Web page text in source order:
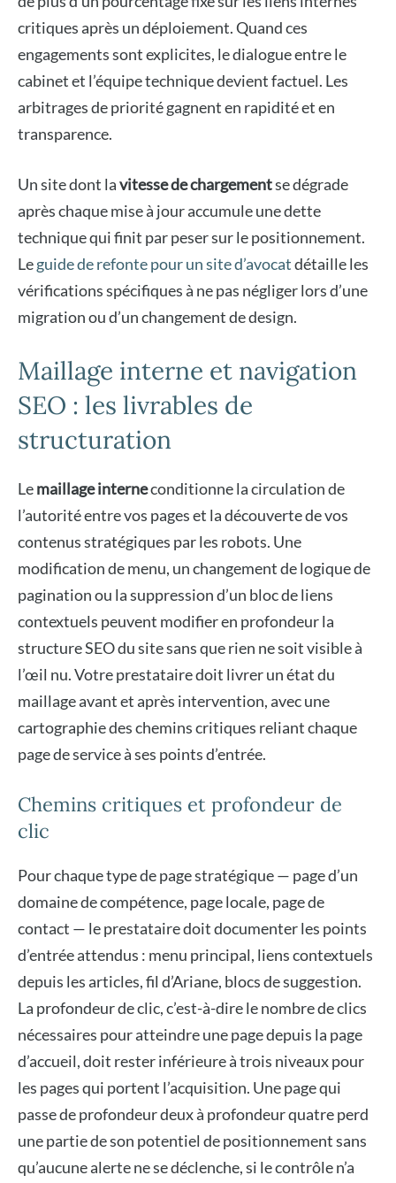
critiques après un déploiement. Quand ces
engagements sont explicites, le dialogue entre le
cabinet et l’équipe technique devient factuel. Les
arbitrages de priorité gagnent en rapidité et en
transparence.
Un site dont lavitesse de chargementse dégrade
après chaque mise à jour accumule une dette
technique qui finit par peser sur le positionnement.
Leguide de refonte pour un site d’avocatdétaille les
vérifications spécifiques à ne pas négliger lors d’une
migration ou d’un changement de design.
Maillage interne et navigation
SEO : les livrables de
structuration
Lemaillage interneconditionne la circulation de
l’autorité entre vos pages et la découverte de vos
contenus stratégiques par les robots. Une
modification de menu, un changement de logique de
pagination ou la suppression d’un bloc de liens
contextuels peuvent modifier en profondeur la
structure SEO du site sans que rien ne soit visible à
l’œil nu. Votre prestataire doit livrer un état du
maillage avant et après intervention, avec une
cartographie des chemins critiques reliant chaque
page de service à ses points d’entrée.
Chemins critiques et profondeur de
clic
Pour chaque type de page stratégique — page d’un
domaine de compétence, page locale, page de
contact — le prestataire doit documenter les points
d’entrée attendus : menu principal, liens contextuels
depuis les articles, fil d’Ariane, blocs de suggestion.
La profondeur de clic, c’est-à-dire le nombre de clics
nécessaires pour atteindre une page depuis la page
d’accueil, doit rester inférieure à trois niveaux pour
les pages qui portent l’acquisition. Une page qui
passe de profondeur deux à profondeur quatre perd
une partie de son potentiel de positionnement sans
qu’aucune alerte ne se déclenche, si le contrôle n’a